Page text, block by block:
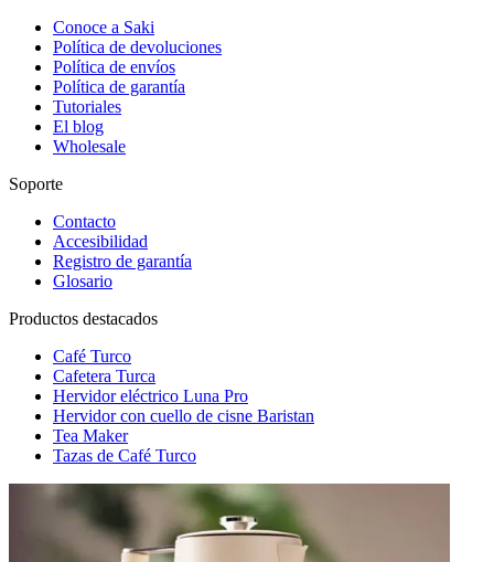
Conoce a Saki
Política de devoluciones
Política de envíos
Política de garantía
Tutoriales
El blog
Wholesale
Soporte
Contacto
Accesibilidad
Registro de garantía
Glosario
Productos destacados
Café Turco
Cafetera Turca
Hervidor eléctrico Luna Pro
Hervidor con cuello de cisne Baristan
Tea Maker
Tazas de Café Turco